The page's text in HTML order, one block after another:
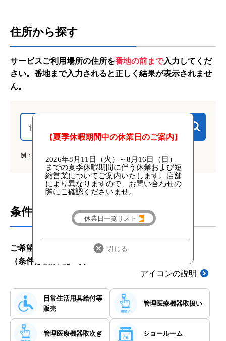
住所から探す
サービスご利用場所の住所を番地の前まで入力してくだ
さい。番地まで入力されると正しく結果が表示されませ
ん。
例：千葉県柏市大津ケ丘
条件から探す
ご希望の条件をご選択ください。
（条件は複数選択可）
アイコンの説明
アイコンの説明
を国からの給付を受けて購入可能です。
管理医療機器を取り扱っております。
管理医療機器取次ぎ
管理医療機器の取り次ぎを行っております。
ショールーム
一部の介護用品を展示しているため、店舗で商
子供用車いす
体重50kgまでのお子様がご利用可能な子供用車
椅子を取り扱っております。
店舗の敷地内に駐車場を併設しております。
クレジットカード決済
日常生活用具給付等
販売
管理医療機器取扱い
管理医療機器取次ぎ ショールーム